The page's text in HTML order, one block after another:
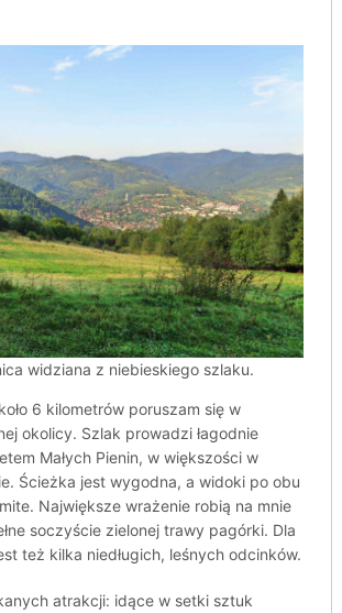
widziana z niebieskiego szlaku.
6 kilometrów poruszam się w
okolicy. Szlak prowadzi łagodnie
Małych Pienin, w większości w
Ścieżka jest wygodna, a widoki po obu
Największe wrażenie robią na mnie
soczyście zielonej trawy pagórki. Dla
też kilka niedługich, leśnych odcinków.
atrakcji: idące w setki sztuk